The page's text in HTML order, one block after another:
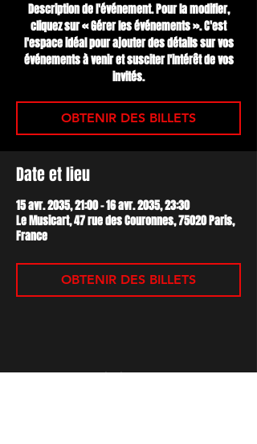
Description de l'événement. Pour la modifier,
cliquez sur « Gérer les événements ». C'est
l'espace idéal pour ajouter des détails sur vos
événements à venir et susciter l'intérêt de vos
invités.
OBTENIR DES BILLETS
Date et lieu
15 avr. 2035, 21:00 – 16 avr. 2035, 23:30
Le Musicart, 47 rue des Couronnes, 75020 Paris,
France
OBTENIR DES BILLETS